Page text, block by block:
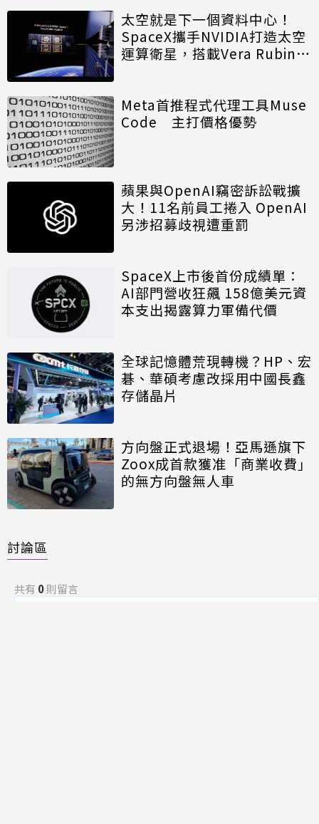
太空就是下一個資料中心！
SpaceX攜手NVIDIA打造太空
運算衛星，搭載Vera Rubin運
Meta首推程式代理工具Muse
Code 主打價格優勢
蘋果與OpenAI竊密訴訟戰擴
大！11名前員工捲入 OpenAI
另涉招募歧視遭重罰
SpaceX上市後首份成績單：
AI部門營收狂飆 158億美元資
本支出揭露算力軍備代價
全球記憶體荒現轉機？HP、宏
碁、華碩考慮改採用中國長鑫
存儲晶片
方向盤正式退場！亞馬遜旗下
Zoox成首款獲准「商業收費」
的無方向盤無人車
討論區
共有 0則留言